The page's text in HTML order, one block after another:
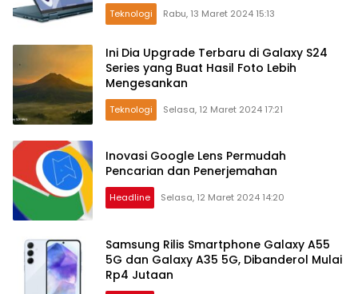
Teknologi Rabu, 13 Maret 2024 15:13
Ini Dia Upgrade Terbaru di Galaxy S24
Series yang Buat Hasil Foto Lebih
Mengesankan
Teknologi Selasa, 12 Maret 2024 17:21
Inovasi Google Lens Permudah
Pencarian dan Penerjemahan
Headline Selasa, 12 Maret 2024 14:20
Samsung Rilis Smartphone Galaxy A55
5G dan Galaxy A35 5G, Dibanderol Mulai
Rp4 Jutaan